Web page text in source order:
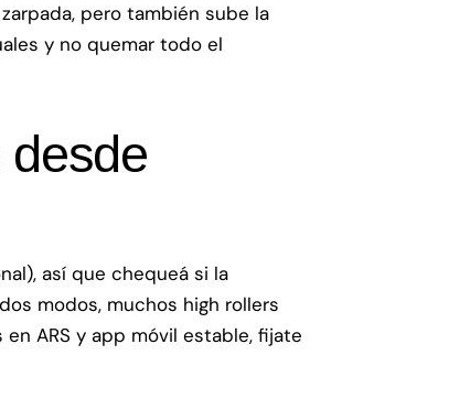
pero también sube la
y no quemar todo el
desde
así que chequeá si la
modos, muchos high rollers
ARS y app móvil estable, fijate